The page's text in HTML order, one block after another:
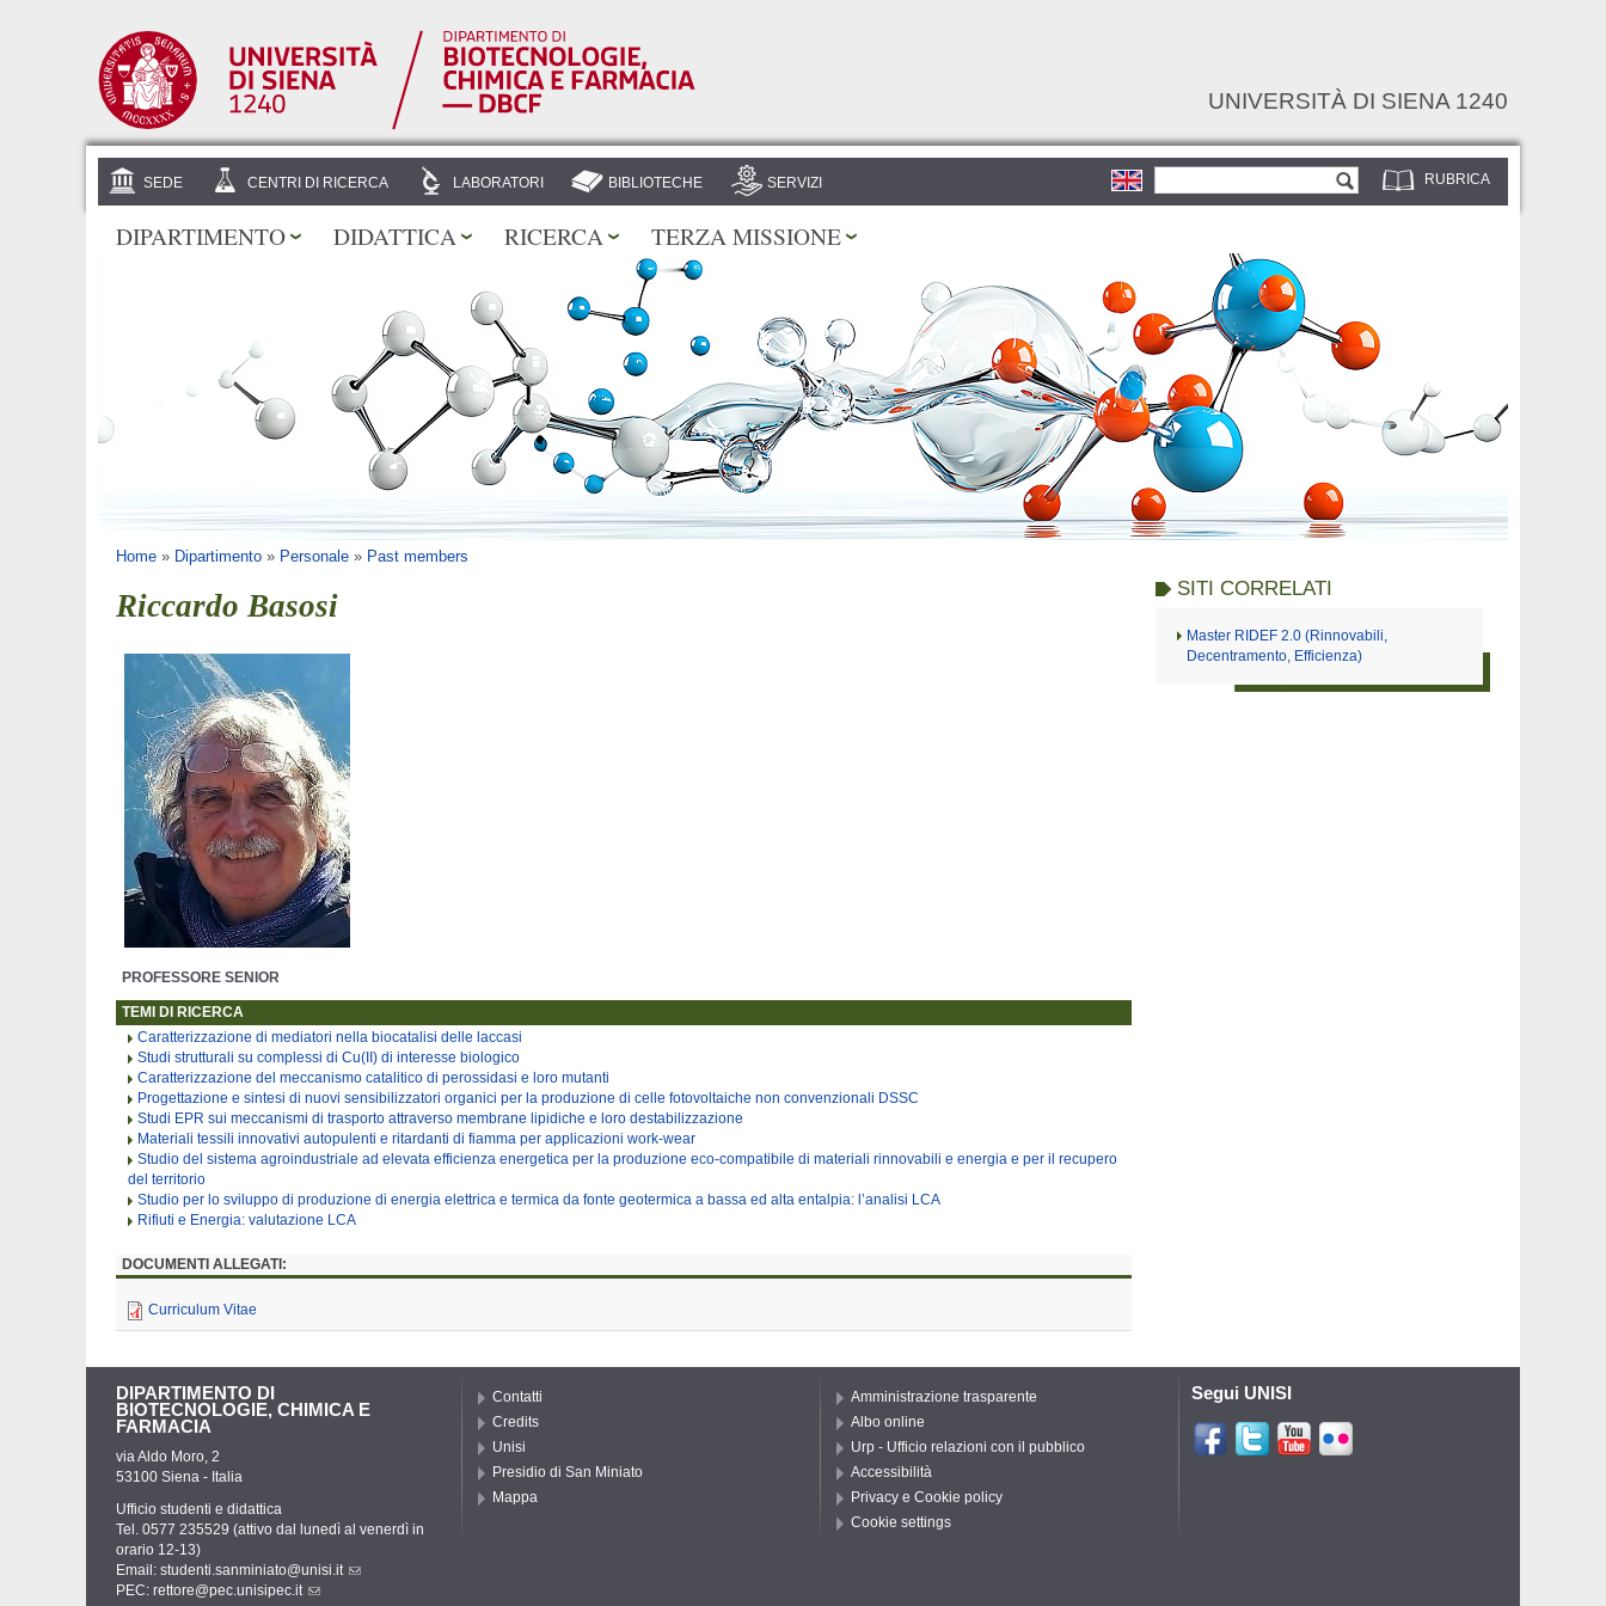
UNIVERSITÀ DI SIENA 1240
RUBRICA
Form di ricerca
SEDE CENTRI DI RICERCA LABORATORI BIBLIOTECHE SERVIZI
DIPARTIMENTO DIDATTICA RICERCA TERZA MISSIONE
Tu sei qui
Home » Dipartimento » Personale » Past members
Riccardo Basosi
PROFESSORE SENIOR
TEMI DI RICERCA
Caratterizzazione di mediatori nella biocatalisi delle laccasi
Studi strutturali su complessi di Cu(II) di interesse biologico
Caratterizzazione del meccanismo catalitico di perossidasi e loro mutanti
Progettazione e sintesi di nuovi sensibilizzatori organici per la produzione di celle fotovoltaiche non convenzionali DSSC
Studi EPR sui meccanismi di trasporto attraverso membrane lipidiche e loro destabilizzazione
Materiali tessili innovativi autopulenti e ritardanti di fiamma per applicazioni work-wear
Studio del sistema agroindustriale ad elevata efficienza energetica per la produzione eco-compatibile di materiali rinnovabili e energia e per il recupero
del territorio
Studio per lo sviluppo di produzione di energia elettrica e termica da fonte geotermica a bassa ed alta entalpia: l’analisi LCA
Rifiuti e Energia: valutazione LCA
DOCUMENTI ALLEGATI:
Curriculum Vitae
SITI CORRELATI
Master RIDEF 2.0 (Rinnovabili,
Decentramento, Efficienza)
DIPARTIMENTO DI
BIOTECNOLOGIE, CHIMICA E
FARMACIA
via Aldo Moro, 2
53100 Siena - Italia
Ufficio studenti e didattica
Tel. 0577 235529 (attivo dal lunedì al venerdì in
orario 12-13)
Email: studenti.sanminiato@unisi.it
PEC: rettore@pec.unisipec.it
Contatti
Credits
Unisi
Presidio di San Miniato
Mappa
Amministrazione trasparente
Albo online
Urp - Ufficio relazioni con il pubblico
Accessibilità
Privacy e Cookie policy
Cookie settings
Segui UNISI